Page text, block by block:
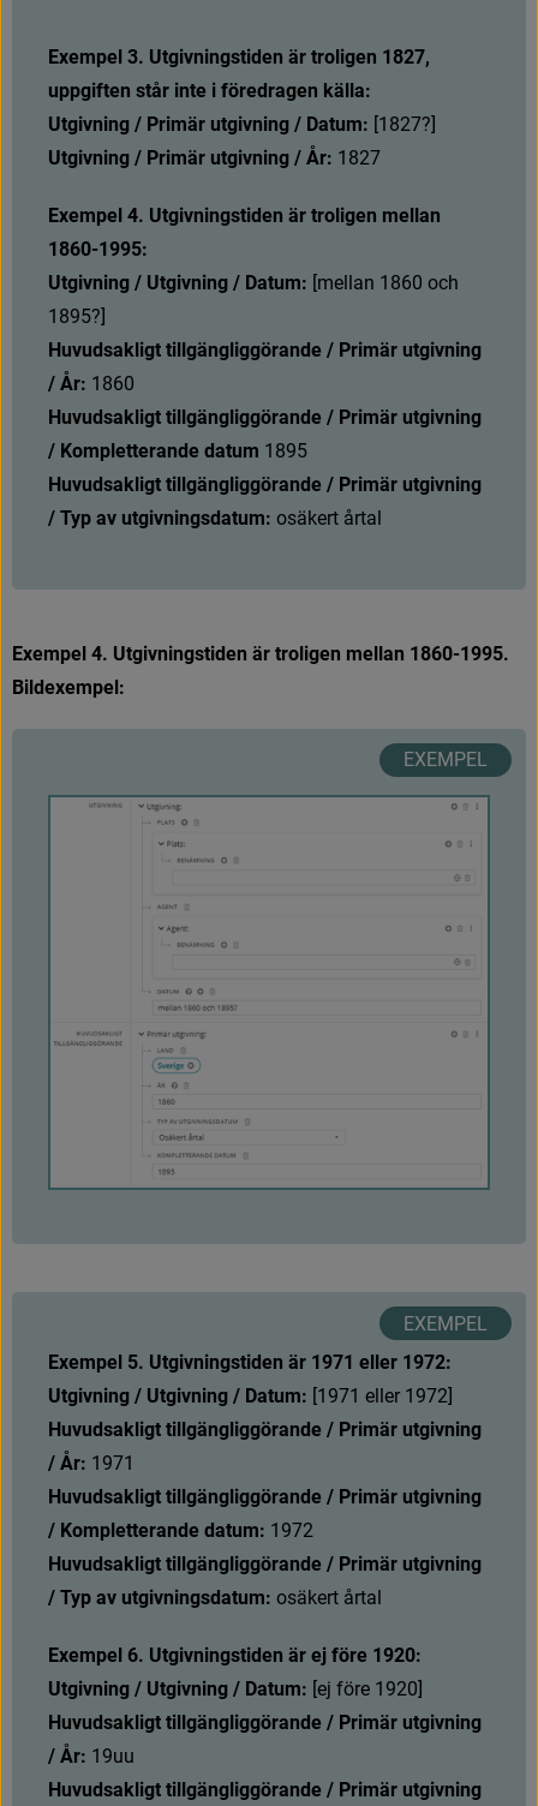
Ange alltså i dessa fall i två egenskaper (År
och Datum).
MARC21
264_ 1 #a #b #c
008/0
008 /15-17
Utgivningsår osäkert där tidigaste och senaste
möjliga år kan anges:
Libris format
Huv
Kompletterande datum (senast möjliga år),
Typ av utgivningsdatum.
6
008 07-10
1-14
5-1
Exempel 3. Utgivningstiden är troligen 1827,
uppgiften står inte i föredragen källa:
Utgivning / Primär utgivning / Datum: [1827?]
Utgivning / Primär utgivning / År: 1827
Exempel 4. Utgivningstiden är troligen mellan
1860-1995:
Utgivning / Utgivning / Datum: [mellan 1 860 och
1 895?]
Huvudsakligt tillgängliggörande / Primär utgivning
/ År: 1860
Huvudsakligt tillgängliggörande / Primär utgivning
/ Kompletterande datum 1895
Huvudsakligt tillgängliggörande / Primär utgivning
/ Typ av utgivningsdatum: osäkert årtal
Exempel 4. Utgivningstiden är troligen mellan 1860-1995.
Bildexempel:
Fö
Exempel 5. Utgivningstiden är 1971 eller 1972:
Utgivning / Utgivning / Datum: [1 971 eller 1 972]
Huvudsakligt tillgängliggörande / Primär utgivning
/ År: 1971
Huvudsakligt tillgängliggörande / Primär utgivning
/ Kompletterande datum: 1972
Huvudsakligt tillgängliggörande / Primär utgivning
/ Typ av utgivningsdatum: osäkert årtal
Exempel 6. Utgivningstiden är ej före 1920:
Utgivning / Utgivning / Datum: [ej före 1 920]
Huvudsakligt tillgängliggörande / Primär utgivning
/ År: 19uu
Huvudsakligt tillgängliggörande / Primär utgivning